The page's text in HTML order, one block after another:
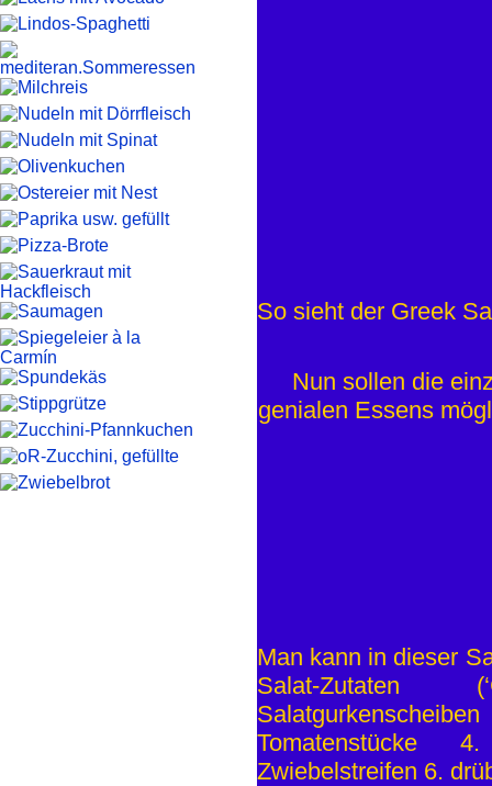
So sieht der Greek
Nun sollen die
genialen Essens
Man kann in dieser
Salat-Zutaten
Tomatenstücke
Zwiebelstreifen 6.